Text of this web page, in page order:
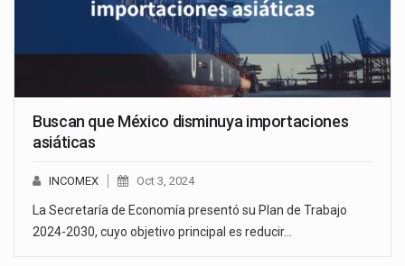
Buscan que México disminuya importaciones
asiáticas
INCOMEX Oct 3, 2024
La Secretaría de Economía presentó su Plan de Trabajo
2024-2030, cuyo objetivo principal es reducir…